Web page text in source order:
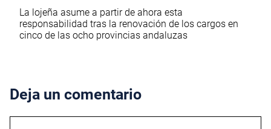
La lojeña asume a partir de ahora esta
responsabilidad tras la renovación de los cargos en
cinco de las ocho provincias andaluzas
Deja un comentario